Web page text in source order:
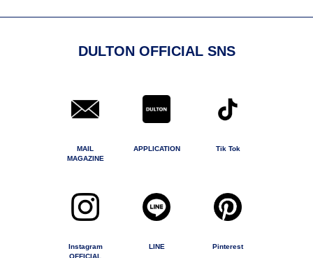
DULTON OFFICIAL SNS
MAIL
MAGAZINE
APPLICATION Tik Tok
Instagram
OFFICIAL
LINE Pinterest